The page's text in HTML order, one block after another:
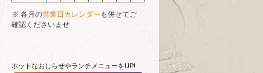
※ 各月の営業日カレンダー も併せてご
確認くださいませ
ホットなおしらせやランチメニューをUP!